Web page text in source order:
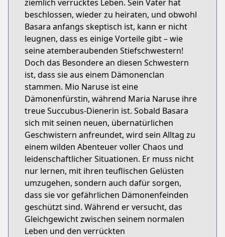
ziemlich verrücktes Leben. Sein Vater hat
beschlossen, wieder zu heiraten, und obwohl
Basara anfangs skeptisch ist, kann er nicht
leugnen, dass es einige Vorteile gibt – wie
seine atemberaubenden Stiefschwestern!
Doch das Besondere an diesen Schwestern
ist, dass sie aus einem Dämonenclan
stammen. Mio Naruse ist eine
Dämonenfürstin, während Maria Naruse ihre
treue Succubus-Dienerin ist. Sobald Basara
sich mit seinen neuen, übernatürlichen
Geschwistern anfreundet, wird sein Alltag zu
einem wilden Abenteuer voller Chaos und
leidenschaftlicher Situationen. Er muss nicht
nur lernen, mit ihren teuflischen Gelüsten
umzugehen, sondern auch dafür sorgen,
dass sie vor gefährlichen Dämonenfeinden
geschützt sind. Während er versucht, das
Gleichgewicht zwischen seinem normalen
Leben und den verrückten